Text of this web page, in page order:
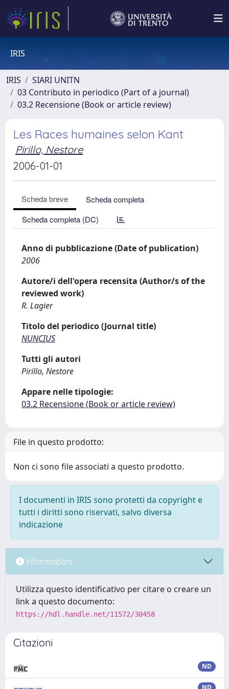
IRIS
IRIS
SIARI UNITN
03 Contributo in periodico (Part of a journal)
03.2 Recensione (Book or article review)
Les Races humaines selon Kant
Pirillo, Nestore
2006-01-01
Scheda breve
Scheda completa
Scheda completa (DC)
Anno di pubblicazione (Date of publication)
2006
Autore/i dell'opera recensita (Author/s of the
reviewed work)
R. Lagier
Titolo del periodico (Journal title)
NUNCIUS
Tutti gli autori
Pirillo, Nestore
Appare nelle tipologie:
03.2 Recensione (Book or article review)
File in questo prodotto:
Non ci sono file associati a questo prodotto.
I documenti in IRIS sono protetti da copyright e
tutti i diritti sono riservati, salvo diversa
indicazione
Informazioni
Utilizza questo identificativo per citare o creare un
link a questo documento:
https://hdl.handle.net/11572/30458
Citazioni
ND